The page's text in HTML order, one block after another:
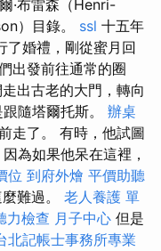
·布雷森（Henri-
）目錄。 ssl 十五年
了婚禮，剛從蜜月回
出發前往通常的圈
出古老的大門，轉向
隨塔爾托斯。 辦桌
走了。 有時，他試圖
為如果他呆在這裡，
位 到府外燴 平價助聽
難過。 老人養護 單
力檢查 月子中心 但是
北記帳士事務所專業